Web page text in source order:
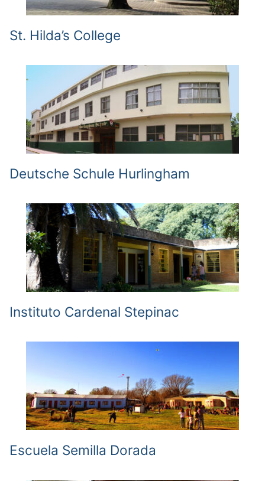
St. Hilda’s College
Deutsche Schule Hurlingham
Instituto Cardenal Stepinac
Escuela Semilla Dorada